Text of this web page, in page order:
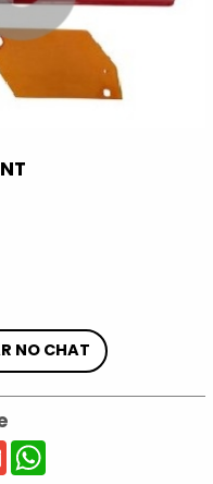
NO CHAT
Gmail